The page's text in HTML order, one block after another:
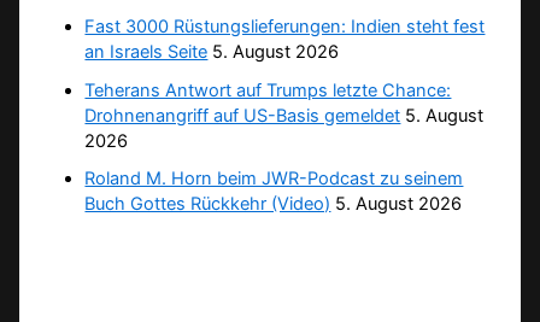
Fast 3000 Rüstungslieferungen: Indien steht fest
an Israels Seite 5. August 2026
Teherans Antwort auf Trumps letzte Chance:
Drohnenangriff auf US-Basis gemeldet 5. August
2026
Roland M. Horn beim JWR-Podcast zu seinem
Buch Gottes Rückkehr (Video) 5. August 2026